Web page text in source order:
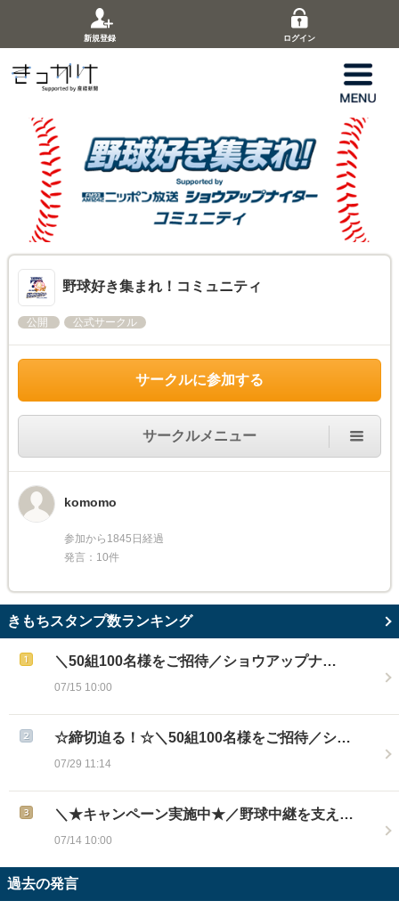
新規登録 ログイン
野球好き集まれ！コミュニティ
公開 公式サークル
サークルに参加する
サークルメニュー
komomo
参加から1845日経過
発言：10件
きもちスタンプ数ランキング
＼50組100名様をご招待／ショウアップナ…
07/15 10:00
☆締切迫る！☆＼50組100名様をご招待／シ…
07/29 11:14
＼★キャンペーン実施中★／野球中継を支え…
07/14 10:00
過去の発言